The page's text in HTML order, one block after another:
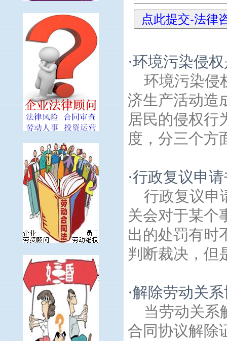
·环境污染侵
环境污染侵
济生产活动造
居民的侵权行
度，分三个方
·行政复议申
行政复议申
关会对于某个
出的处罚有时
判断裁决，但
·解除劳动关
当劳动关系
合同协议解除